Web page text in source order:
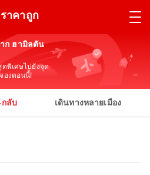
าคาถูก
ก ฮามิลตัน
ดพิเศษไปยังจุด
องตอนนี้!
กลับ เดินทางหลายเมือง